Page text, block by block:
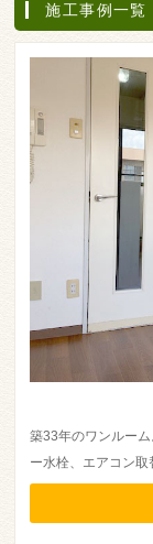
施工事例一覧
築33年のワンルー
ー水栓、エアコン取